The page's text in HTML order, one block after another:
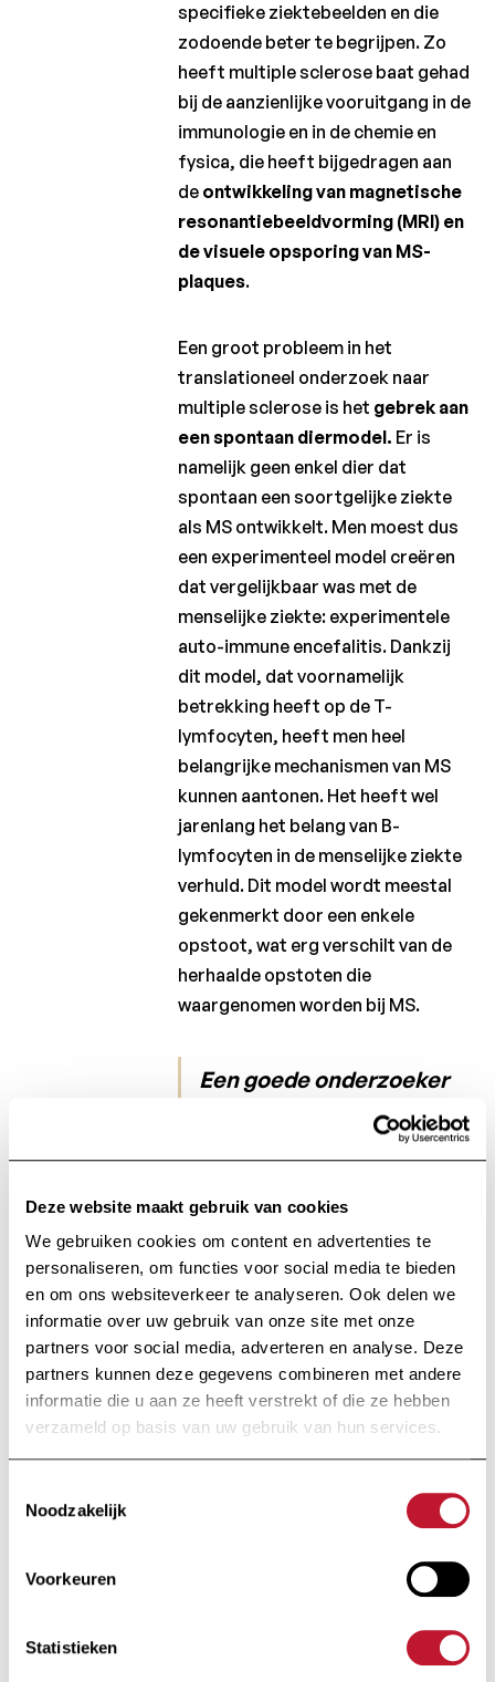
Deze website maakt gebruik van cookies
We gebruiken cookies om content en advertenties te
personaliseren, om functies voor social media te bieden
en om ons websiteverkeer te analyseren. Ook delen we
informatie over uw gebruik van onze site met onze
partners voor social media, adverteren en analyse. Deze
partners kunnen deze gegevens combineren met andere
informatie die u aan ze heeft verstrekt of die ze hebben
verzameld op basis van uw gebruik van hun services.
Noodzakelijk
Voorkeuren
Statistieken
specifieke ziektebeelden en die
zodoende beter te begrijpen. Zo
heeft multiple sclerose baat gehad
bij de aanzienlijke vooruitgang in de
immunologie en in de chemie en
fysica, die heeft bijgedragen aan
de ontwikkeling van magnetische
resonantiebeeldvorming (MRI) en
de visuele opsporing van MS-
plaques.
Een groot probleem in het
translationeel onderzoek naar
multiple sclerose is het gebrek aan
een spontaan diermodel. Er is
namelijk geen enkel dier dat
spontaan een soortgelijke ziekte
als MS ontwikkelt. Men moest dus
een experimenteel model creëren
dat vergelijkbaar was met de
menselijke ziekte: experimentele
auto-immune encefalitis. Dankzij
dit model, dat voornamelijk
betrekking heeft op de T-
lymfocyten, heeft men heel
belangrijke mechanismen van MS
kunnen aantonen. Het heeft wel
jarenlang het belang van B-
lymfocyten in de menselijke ziekte
verhuld. Dit model wordt meestal
gekenmerkt door een enkele
opstoot, wat erg verschilt van de
herhaalde opstoten die
waargenomen worden bij MS.
Een goede onderzoeker
stelt zich de juiste
vragen en zoekt naar
fouten in
overheersende
Dankzij translationeel onderzoek
konden de belangrijkste
mechanismen achterhaald worden,
om ze vervolgens te kunnen
blokkeren aan de hand van een
doorstroom van geactiveerde
auto-agressieve lymfocyten van
het bloed naar de hersenen. Het
beste voorbeeld van het blokkeren